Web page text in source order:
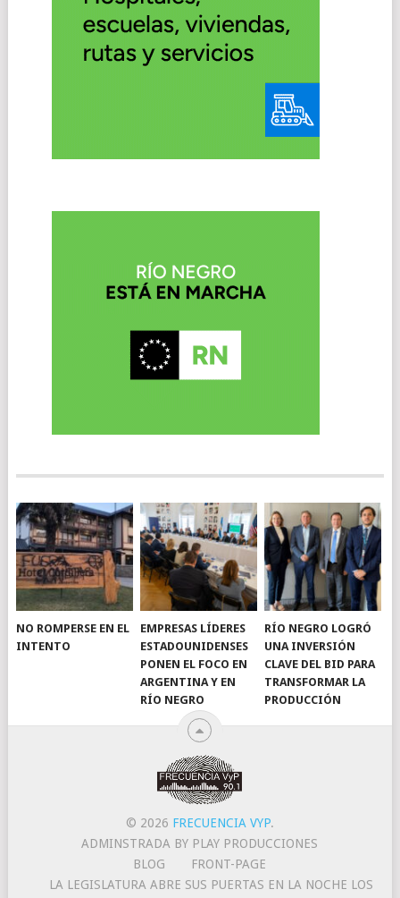
NO ROMPERSE EN EL
INTENTO
EMPRESAS LÍDERES
ESTADOUNIDENSES
PONEN EL FOCO EN
ARGENTINA Y EN
RÍO NEGRO
RÍO NEGRO LOGRÓ
UNA INVERSIÓN
CLAVE DEL BID PARA
TRANSFORMAR LA
PRODUCCIÓN
© 2026 FRECUENCIA VYP.
ADMINSTRADA BY PLAY PRODUCCIONES
BLOG
FRONT-PAGE
LA LEGISLATURA ABRE SUS PUERTAS EN LA NOCHE LOS